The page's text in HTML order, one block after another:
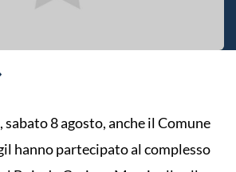
8 agosto, anche il Comune
hanno partecipato al complesso